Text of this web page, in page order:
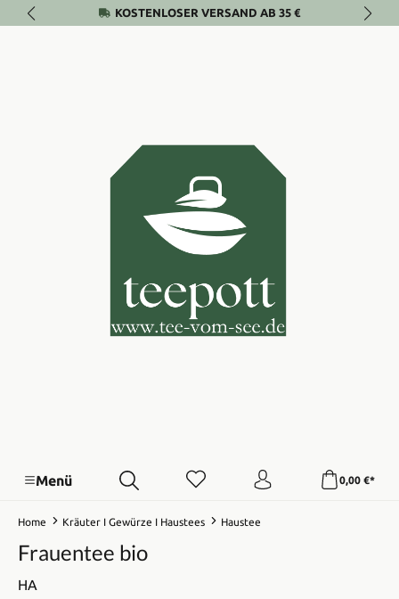
Zum Hauptinhalt springenKOSTENLOSER VERSAND AB 35 €
Menü 0,00 €*
Home Kräuter I Gewürze I Haustees Haustee
Frauentee bio
HA